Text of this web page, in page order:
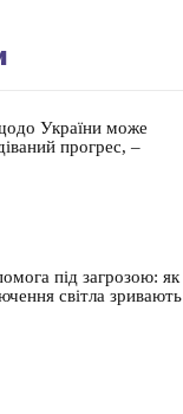
України може
прогрес, –
під загрозою: як
світла зривають